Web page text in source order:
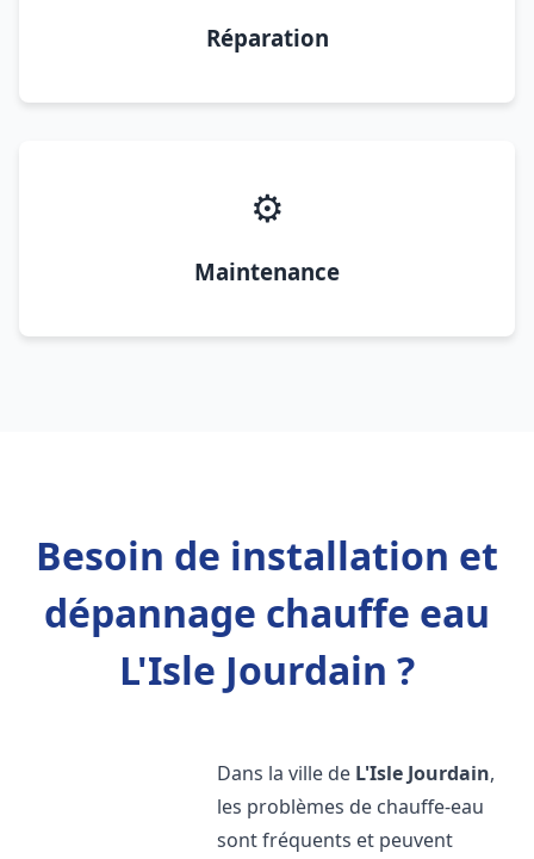
Réparation
⚙️
Maintenance
Besoin de installation et
dépannage chauffe eau
L'Isle Jourdain ?
Dans la ville de L'Isle Jourdain,
les problèmes de chauffe-eau
sont fréquents et peuvent